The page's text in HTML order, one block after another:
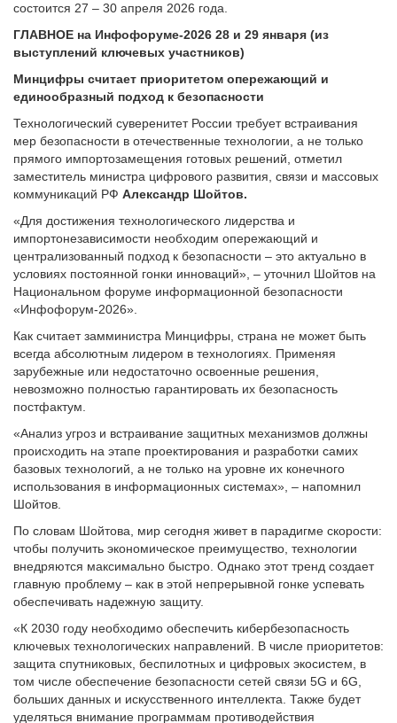
состоится 27 – 30 апреля 2026 года.
ГЛАВНОЕ на Инфофоруме-2026 28 и 29 января (из
выступлений ключевых участников)
Минцифры считает приоритетом опережающий и
единообразный подход к безопасности
Технологический суверенитет России требует встраивания
мер безопасности в отечественные технологии, а не только
прямого импортозамещения готовых решений, отметил
заместитель министра цифрового развития, связи и массовых
коммуникаций РФ Александр Шойтов.
«Для достижения технологического лидерства и
импортонезависимости необходим опережающий и
централизованный подход к безопасности – это актуально в
условиях постоянной гонки инноваций», – уточнил Шойтов на
Национальном форуме информационной безопасности
«Инфофорум-2026».
Как считает замминистра Минцифры, страна не может быть
всегда абсолютным лидером в технологиях. Применяя
зарубежные или недостаточно освоенные решения,
невозможно полностью гарантировать их безопасность
постфактум.
«Анализ угроз и встраивание защитных механизмов должны
происходить на этапе проектирования и разработки самих
базовых технологий, а не только на уровне их конечного
использования в информационных системах», – напомнил
Шойтов.
По словам Шойтова, мир сегодня живет в парадигме скорости:
чтобы получить экономическое преимущество, технологии
внедряются максимально быстро. Однако этот тренд создает
главную проблему – как в этой непрерывной гонке успевать
обеспечивать надежную защиту.
«К 2030 году необходимо обеспечить кибербезопасность
ключевых технологических направлений. В числе приоритетов:
защита спутниковых, беспилотных и цифровых экосистем, в
том числе обеспечение безопасности сетей связи 5G и 6G,
больших данных и искусственного интеллекта. Также будет
уделяться внимание программам противодействия